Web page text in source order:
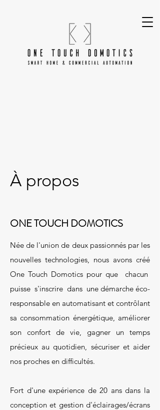
À propos
ONE TOUCH DOMOTICS
Née de l'union de deux passionnés par les
nouvelles technologies, nous avons créé
One Touch Domotics pour que chacun
puisse s'inscrire dans une démarche éco-
responsable en automatisant et contrôlant
sa consommation énergétique, améliorer
son confort de vie, gagner un temps
précieux au quotidien, sécuriser et aider
nos proches en difficultés.
Fort d'une expérience de 20 ans dans la
conception et gestion d'éclairages/écrans